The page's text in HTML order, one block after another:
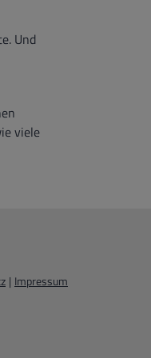
Und
viele
| Impressum